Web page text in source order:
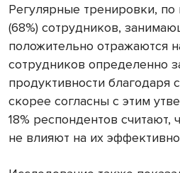
Регулярные тренировки,
(68%) сотрудников,
положительно отражаются
сотрудников определенно
продуктивности благодаря
скорее согласны с этим
18% респондентов считают,
не влияют на их